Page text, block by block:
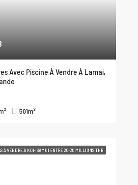
Avec Piscine À Vendre À Lamai,
501m²
À VENDRE À KOH SAMUI ENTRE 20-30 MILLIONS THB